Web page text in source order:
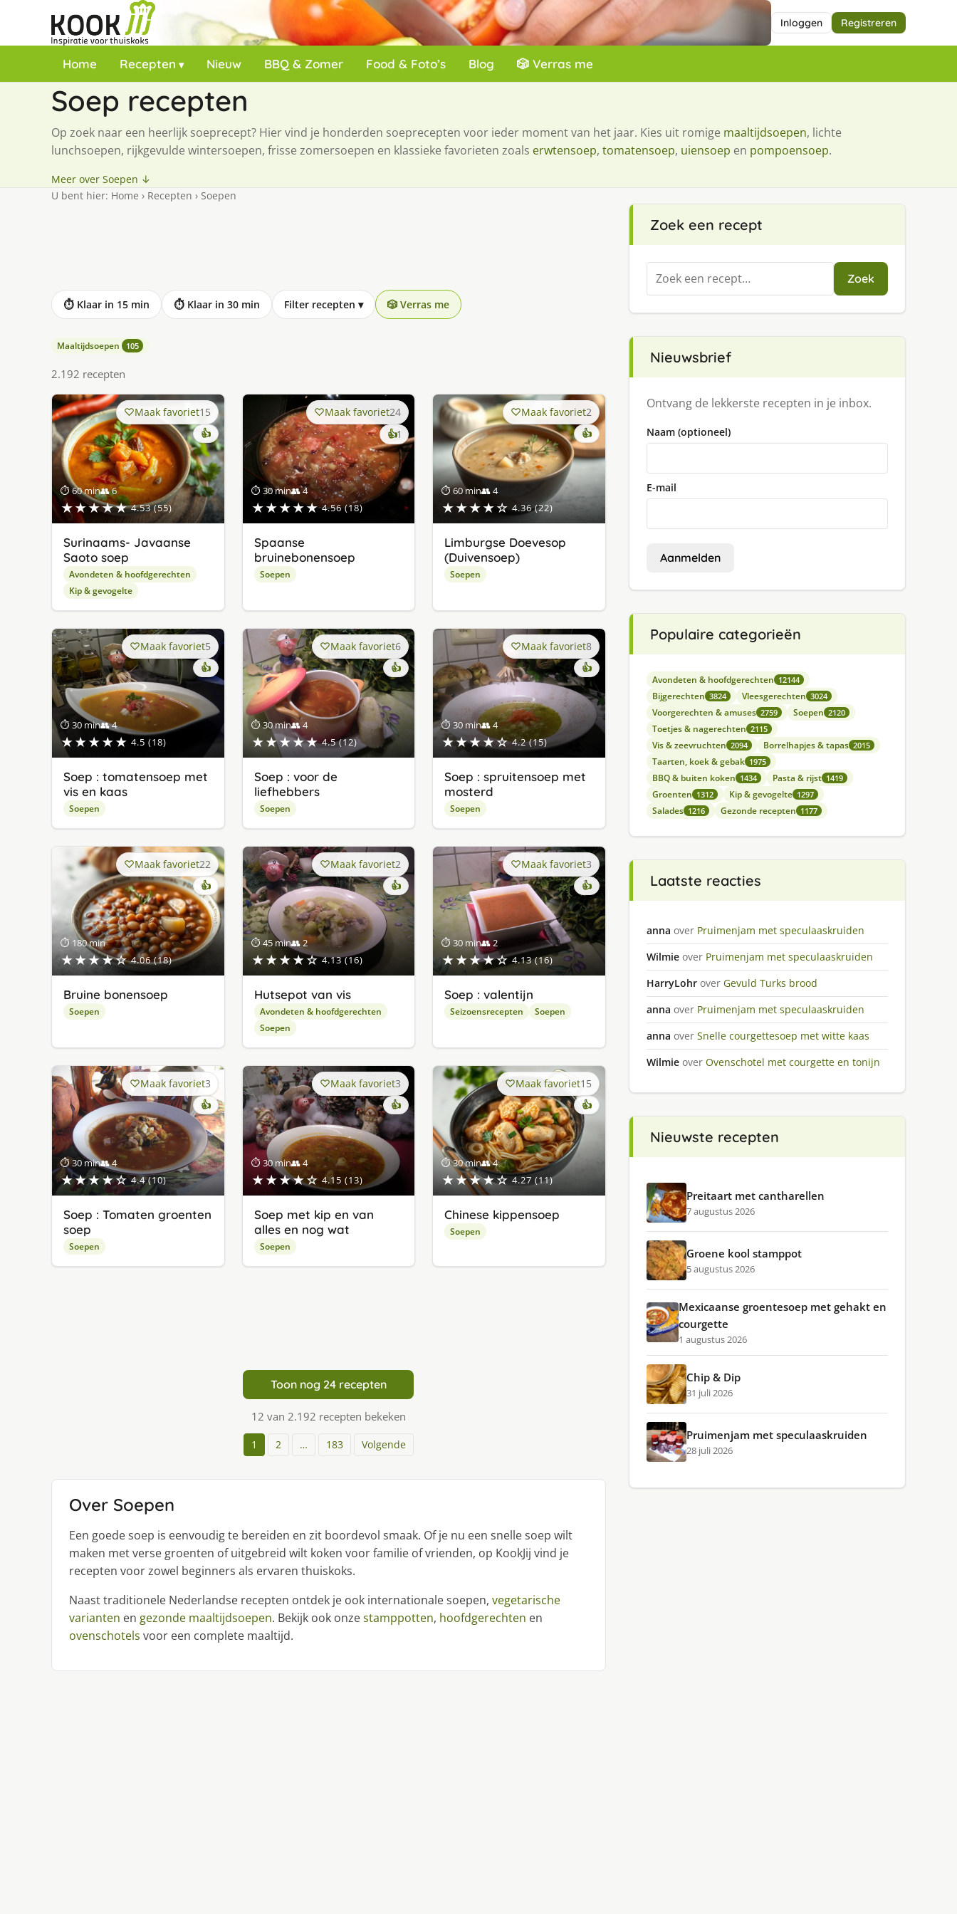
Inloggen Registreren
Home Recepten Nieuw BBQ & Zomer Food & Foto’s Blog 🎲 Verras me
Soep recepten
Op zoek naar een heerlijk soeprecept? Hier vind je honderden soeprecepten voor ieder moment van het jaar. Kies uit romige maaltijdsoepen, lichte
lunchsoepen, rijkgevulde wintersoepen, frisse zomersoepen en klassieke favorieten zoals erwtensoep, tomatensoep, uiensoep en pompoensoep.
Meer over Soepen ↓
U bent hier: Home › Recepten › Soepen
⏱ Klaar in 15 min ⏱ Klaar in 30 min Filter recepten ▾ 🎲 Verras me
Maaltijdsoepen 105
2.192 recepten
⏱ 60 min👥 6
★★★★★ 4.53 (55)
Maak favoriet15
👍
Surinaams- Javaanse
Saoto soep
Avondeten & hoofdgerechten
Kip & gevogelte
⏱ 30 min👥 4
★★★★★ 4.56 (18)
Maak favoriet24
👍1 keer
lekker
gevonden
Spaanse
bruinebonensoep
Soepen
⏱ 60 min👥 4
★★★★☆ 4.36 (22)
Maak favoriet2
👍
Limburgse Doevesop
(Duivensoep)
Soepen
⏱ 30 min👥 4
★★★★★ 4.5 (18)
Maak favoriet5
👍
Soep : tomatensoep met
vis en kaas
Soepen
⏱ 30 min👥 4
★★★★★ 4.5 (12)
Maak favoriet6
👍
Soep : voor de
liefhebbers
Soepen
⏱ 30 min👥 4
★★★★☆ 4.2 (15)
Maak favoriet8
👍
Soep : spruitensoep met
mosterd
Soepen
⏱ 180 min
★★★★☆ 4.06 (18)
Maak favoriet22
👍
Bruine bonensoep
Soepen
⏱ 45 min👥 2
★★★★☆ 4.13 (16)
Maak favoriet2
👍
Hutsepot van vis
Avondeten & hoofdgerechten
Soepen
⏱ 30 min👥 2
★★★★☆ 4.13 (16)
Maak favoriet3
👍
Soep : valentijn
Seizoensrecepten Soepen
⏱ 30 min👥 4
★★★★☆ 4.4 (10)
Maak favoriet3
👍
Soep : Tomaten groenten
soep
Soepen
⏱ 30 min👥 4
★★★★☆ 4.15 (13)
Maak favoriet3
👍
Soep met kip en van
alles en nog wat
Soepen
⏱ 30 min👥 4
★★★★☆ 4.27 (11)
Maak favoriet15
👍
Chinese kippensoep
Soepen
Toon nog 24 recepten
12 van 2.192 recepten bekeken
1 2 … 183 Volgende
Over Soepen
Een goede soep is eenvoudig te bereiden en zit boordevol smaak. Of je nu een snelle soep wilt
maken met verse groenten of uitgebreid wilt koken voor familie of vrienden, op KookJij vind je
recepten voor zowel beginners als ervaren thuiskoks.
Naast traditionele Nederlandse recepten ontdek je ook internationale soepen, vegetarische
varianten en gezonde maaltijdsoepen. Bekijk ook onzestamppotten, hoofdgerechten en
ovenschotels voor een complete maaltijd.
Zoek een recept
Zoeken
naar:
Zoek
Nieuwsbrief
Ontvang de lekkerste recepten in je inbox.
Naam (optioneel)
E-mail
Aanmelden
Populaire categorieën
Avondeten & hoofdgerechten 12144
Bijgerechten 3824 Vleesgerechten 3024
Voorgerechten & amuses 2759 Soepen 2120
Toetjes & nagerechten 2115
Vis & zeevruchten 2094 Borrelhapjes & tapas 2015
Taarten, koek & gebak 1975
BBQ & buiten koken 1434 Pasta & rijst 1419
Groenten 1312 Kip & gevogelte 1297
Salades 1216 Gezonde recepten 1177
Laatste reacties
anna over Pruimenjam met speculaaskruiden
Wilmie over Pruimenjam met speculaaskruiden
HarryLohr over Gevuld Turks brood
anna over Pruimenjam met speculaaskruiden
anna over Snelle courgettesoep met witte kaas
Wilmie over Ovenschotel met courgette en tonijn
Nieuwste recepten
Preitaart met cantharellen
7 augustus 2026
Groene kool stamppot
5 augustus 2026
Mexicaanse groentesoep met gehakt en
courgette
1 augustus 2026
Chip & Dip
31 juli 2026
Pruimenjam met speculaaskruiden
28 juli 2026